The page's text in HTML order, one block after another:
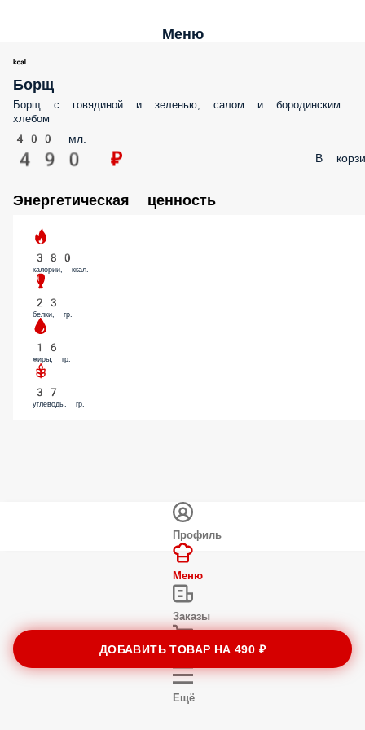
Меню
Борщ
Борщ с говядиной и зеленью, салом и бородинским
хлебом
400 мл.
490 ₽ В
Энергетическая ценность
380
калории, ккал.
23
белки, гр.
16
жиры, гр.
37
углеводы, гр.
ДОБАВИТЬ ТОВАР НА490 ₽
Профиль
Меню
Заказы
Корзина
Ещё